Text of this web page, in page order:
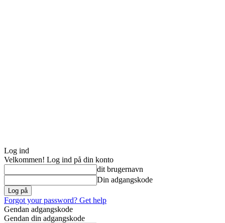
Log ind
Velkommen! Log ind på din konto
dit brugernavn
Din adgangskode
Forgot your password? Get help
Gendan adgangskode
Gendan din adgangskode